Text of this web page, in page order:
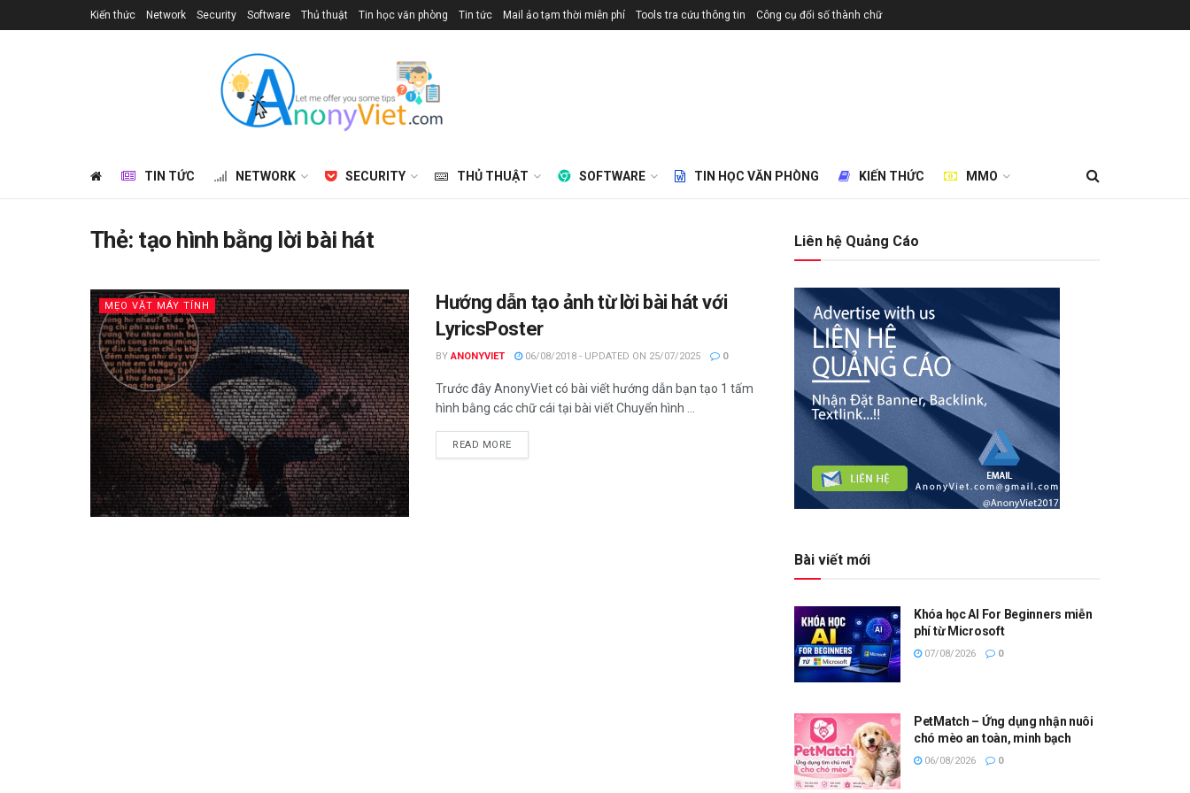
Kiến thức Network Security Software Thủ thuật Tin học văn phòng Tin tức Mail ảo tạm thời miễn phí Tools tra cứu thông tin Công cụ đổi số thành chữ
TIN TỨC NETWORK SECURITY THỦ THUẬT SOFTWARE TIN HỌC VĂN PHÒNG KIẾN THỨC MMO
Thẻ: tạo hình bằng lời bài hát
MẸO VẶT MÁY TÍNH
Hướng dẫn tạo ảnh từ lời bài hát với
LyricsPoster
BY ANONYVIET 06/08/2018 - UPDATED ON 25/07/2025 0
Trước đây AnonyViet có bài viết hướng dẫn bạn tạo 1 tấm
hình bằng các chữ cái tại bài viết Chuyển hình ...
READ MOREDETAILS
Liên hệ Quảng Cáo
Bài viết mới
Khóa học AI For Beginners miễn
phí từ Microsoft
07/08/2026 0
PetMatch – Ứng dụng nhận nuôi
chó mèo an toàn, minh bạch
06/08/2026 0